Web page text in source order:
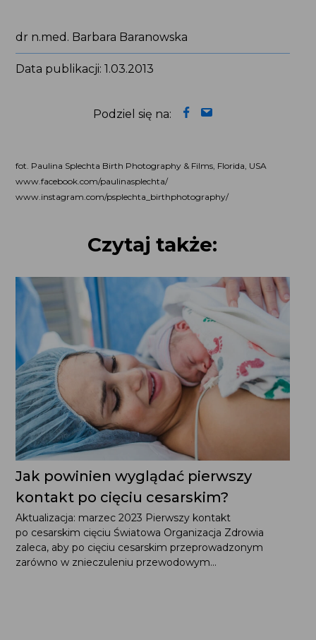
dr n.med. Barbara Baranowska
Data publikacji: 1.03.2013
Podziel się na:
fot. Paulina Splechta Birth Photography & Films, Florida, USA
www.facebook.com/paulinasplechta/
www.instagram.com/psplechta_birthphotography/
Czytaj także:
Jak powinien wyglądać pierwszy
kontakt po cięciu cesarskim?
Aktualizacja: marzec 2023 Pierwszy kontakt
po cesarskim cięciu Światowa Organizacja Zdrowia
zaleca, aby po cięciu cesarskim przeprowadzonym
zarówno w znieczuleniu przewodowym...